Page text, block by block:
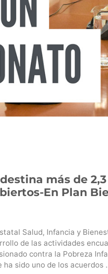
más de
En Plan
Salud, Infancia y
de las actividades
contra la Pobreza
sido uno de los acuerdos